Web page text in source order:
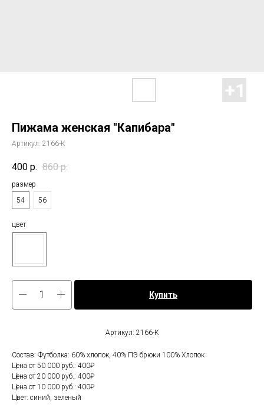
Пижама женская "Капибара"
Артикул: 2166-К
400 р. 860 р.
размер
54
56
цвет
Купить
Артикул: 2166-К
Состав: Футболка: 60% хлопок, 40% ПЭ брюки 100% Хлопок
Цена от 50 000 руб.: 400₽
Цена от 20 000 руб.: 400₽
Цена от 10 000 руб.: 400₽
Цвет: синий, зеленый